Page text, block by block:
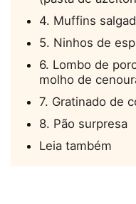
4. Muffins
5. Ninhos de
6. Lombo de
molho de
7. Gratinado de
8. Pão surpresa
Leia também